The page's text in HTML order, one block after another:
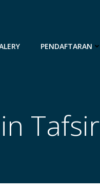
PENDAFTARAN
Tafsir